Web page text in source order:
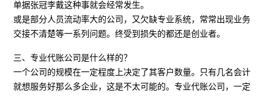
单据张冠李戴这种事就会经常发生。
或是部分人员流动率大的公司，又欠缺专业系统，常常出现业务
交接不清楚等一系列问题。终受到损失的都还是创业者。
三、专业代账公司是什么样的？
一个公司的规模在一定程度上决定了其客户数量。只有几名会计
就想服务好那么多企业，这是不太可能的。专业代账公司，一定